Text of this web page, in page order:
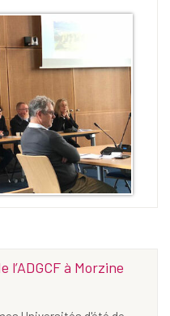
l’ADGCF à Morzine